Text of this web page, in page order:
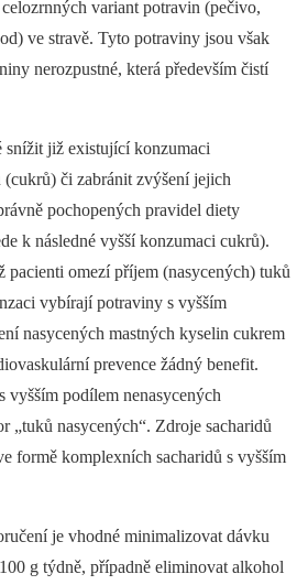
variant potravin (pečivo,
ve stravě. Tyto potraviny jsou však
nerozpustné, která především čistí
již existující konzumaci
(cukrů) či zabránit zvýšení jejich
pochopených pravidel diety
k následné vyšší konzumaci cukrů).
omezí příjem (nasycených) tuků
vybírají potraviny s vyšším
nasycených mastných kyselin cukrem
prevence žádný benefit.
podílem nenasycených
„tuků nasycených“. Zdroje sacharidů
formě komplexních sacharidů s vyšším
je vhodné minimalizovat dávku
g týdně, případně eliminovat alkohol